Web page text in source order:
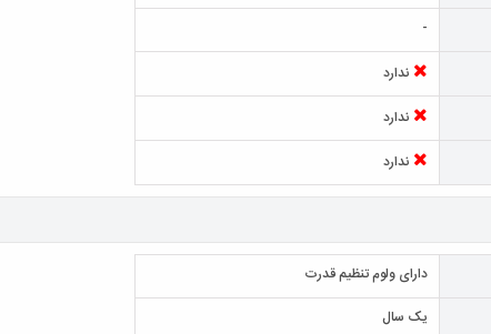
-
ندارد
ندارد
ندارد
دارای ولوم تنظیم قدرت
یک سال